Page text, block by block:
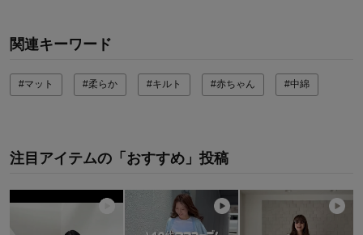
関連キーワード
#マット #柔らか #キルト #赤ちゃん #中綿
注目アイテムの「おすすめ」投稿